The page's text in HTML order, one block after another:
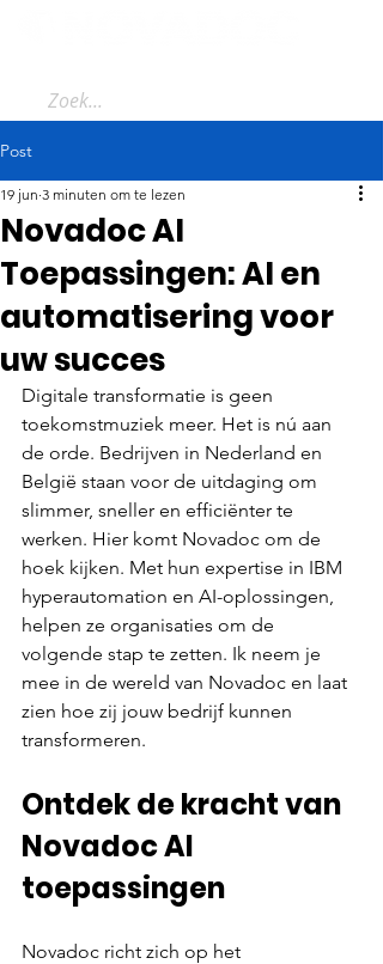
Post
Novadoc AI
Toepassingen: AI en
automatisering voor
uw succes
19 jun 3 minuten om te lezen
Digitale transformatie is geen
toekomstmuziek meer. Het is nú aan
de orde. Bedrijven in Nederland en
België staan voor de uitdaging om
slimmer, sneller en efficiënter te
werken. Hier komt Novadoc om de
hoek kijken. Met hun expertise in IBM
hyperautomation en AI-oplossingen,
helpen ze organisaties om de
volgende stap te zetten. Ik neem je
mee in de wereld van Novadoc en laat
zien hoe zij jouw bedrijf kunnen
transformeren.
Ontdek de kracht van
Novadoc AI
toepassingen
Novadoc richt zich op het